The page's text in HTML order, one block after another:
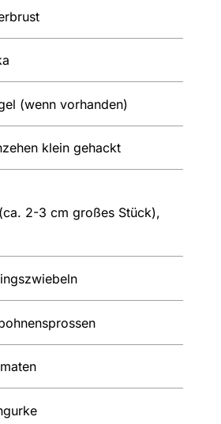
(wenn vorhanden)
klein gehackt
2-3 cm großes Stück),